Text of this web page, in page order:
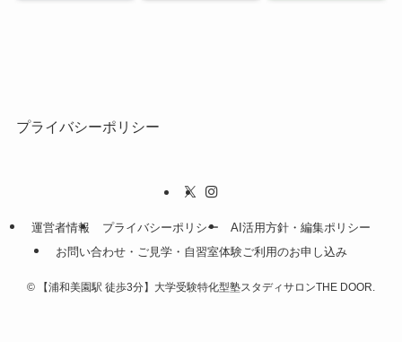
プライバシーポリシー
運営者情報 プライバシーポリシー
AI活用方針・編集ポリシー
お問い合わせ・ご見学・自習室体験ご利用のお申し込み
© 【浦和美園駅 徒歩3分】大学受験特化型塾スタディサロンTHE DOOR.